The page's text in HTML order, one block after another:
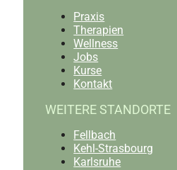
Praxis
Therapien
Wellness
Jobs
Kurse
Kontakt
WEITERE STANDORTE
Fellbach
Kehl-Strasbourg
Karlsruhe